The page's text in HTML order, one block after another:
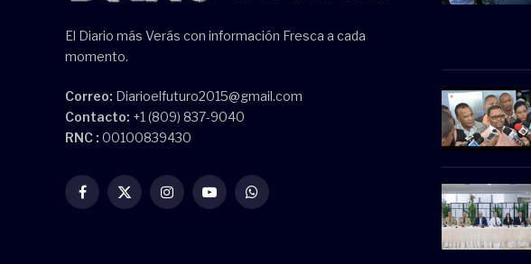
El Diario más Verás con información Fresca a cada
momento.
Correo: Diarioelfuturo2015@gmail.com
Contacto: +1 (809) 837-9040
RNC : 00100839430
Facebook
X
InstagramYouTubeWhatsApp